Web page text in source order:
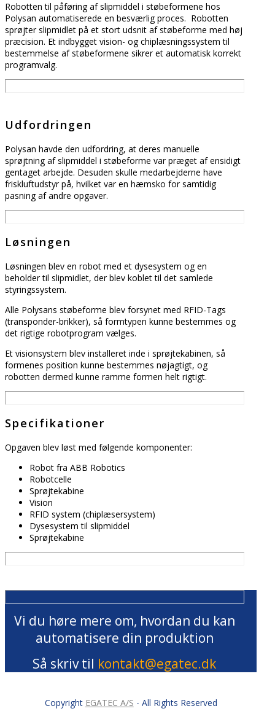
Robotten til påføring af slipmiddel i støbeformene hos
Polysan automatiserede en besværlig proces. Robotten
sprøjter slipmidlet på et stort udsnit af støbeforme med høj
præcision. Et indbygget vision- og chiplæsningssystem til
bestemmelse af støbeformene sikrer et automatisk korrekt
programvalg.
Udfordringen
Polysan havde den udfordring, at deres manuelle
sprøjtning af slipmiddel i støbeforme var præget af ensidigt
gentaget arbejde. Desuden skulle medarbejderne have
friskluftudstyr på, hvilket var en hæmsko for samtidig
pasning af andre opgaver.
Løsningen
Løsningen blev en robot med et dysesystem og en
beholder til slipmidlet, der blev koblet til det samlede
styringssystem.
Alle Polysans støbeforme blev forsynet med RFID-Tags
(transponder-brikker), så formtypen kunne bestemmes og
det rigtige robotprogram vælges.
Et visionsystem blev installeret inde i sprøjtekabinen, så
formenes position kunne bestemmes nøjagtigt, og
robotten dermed kunne ramme formen helt rigtigt.
Specifikationer
Opgaven blev løst med følgende komponenter:
Robot fra ABB Robotics
Robotcelle
Sprøjtekabine
Vision
RFID system (chiplæsersystem)
Dysesystem til slipmiddel
Sprøjtekabine
Vi du høre mere om, hvordan du kan
automatisere din produktion
Så skriv til kontakt@egatec.dk
Copyright EGATEC A/S - All Rights Reserved